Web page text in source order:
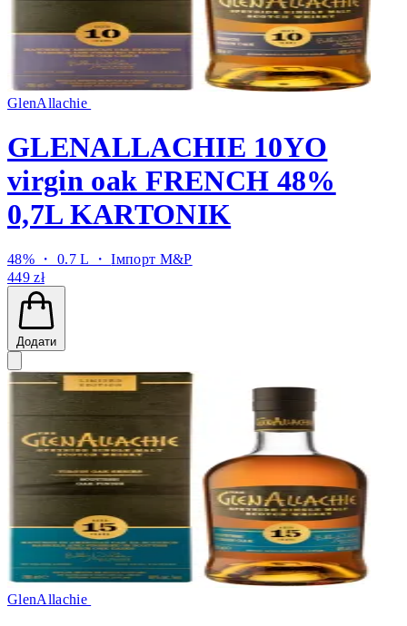
GlenAllachie
GLENALLACHIE 10YO
virgin oak FRENCH 48%
0,7L KARTONIK
48% ・ 0.7 L ・Імпорт M&P
449 zł
Додати
GlenAllachie